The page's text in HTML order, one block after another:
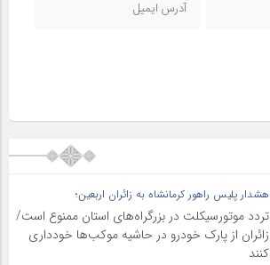
هشدار پلیس راهور کرمانشاه به زائران اربعین؛
تردد موتورسیکلت در بزرگراه‌های استان ممنوع است/
زائران از پارک خودرو در حاشیه موکب‌ها خودداری
کنند